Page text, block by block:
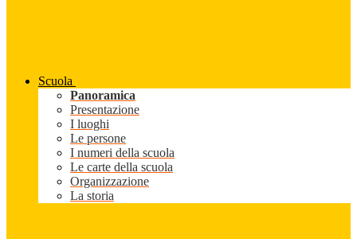
Scuola
Panoramica
Presentazione
I luoghi
Le persone
I numeri della scuola
Le carte della scuola
Organizzazione
La storia